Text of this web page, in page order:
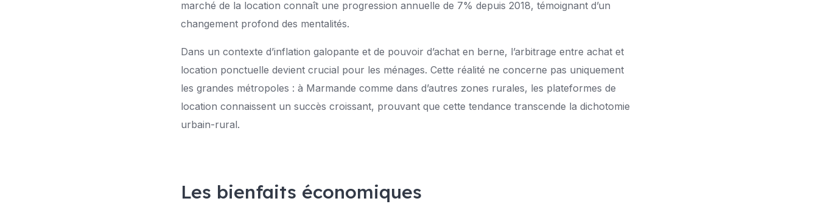
marché de la location connaît une progression annuelle de 7% depuis 2018, témoignant d’un
changement profond des mentalités.
Dans un contexte d’inflation galopante et de pouvoir d’achat en berne, l’arbitrage entre achat et
location ponctuelle devient crucial pour les ménages. Cette réalité ne concerne pas uniquement
les grandes métropoles : à Marmande comme dans d’autres zones rurales, les plateformes de
location connaissent un succès croissant, prouvant que cette tendance transcende la dichotomie
urbain-rural.
Les bienfaits économiques